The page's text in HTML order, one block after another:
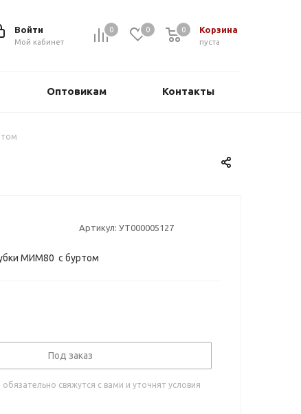
0 0 Корзина
0
пуста
0
Войти
Мой кабинет
Оптовикам Контакты
Артикул: УТ000005127
МИМ80 с буртом
Под заказ
свяжутся с вами и уточнят условия